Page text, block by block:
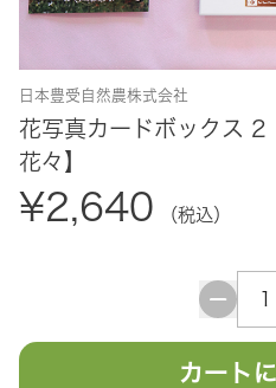
日本豊受自然農株式会社
花写真カードボックス 2
花々】
¥2,640 （税込）
カート